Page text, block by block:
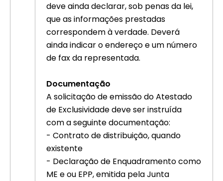
deve ainda declarar, sob penas da lei,
que as informações prestadas
correspondem à verdade. Deverá
ainda indicar o endereço e um número
de fax da representada.
Documentação
A solicitação de emissão do Atestado
de Exclusividade deve ser instruída
com a seguinte documentação:
- Contrato de distribuição, quando
existente
- Declaração de Enquadramento como
ME e ou EPP, emitida pela Junta